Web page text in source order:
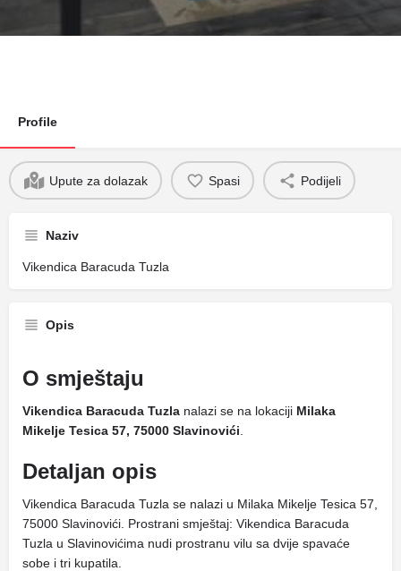
Profile
Upute za dolazak Spasi Podijeli
Naziv
Vikendica Baracuda Tuzla
Opis
O smještaju
Vikendica Baracuda Tuzla nalazi se na lokaciji Milaka
Mikelje Tesica 57, 75000 Slavinovići
Detaljan opis
Vikendica Baracuda Tuzla se nalazi u Milaka Mikelje Tesica 57,
75000 Slavinovići. Prostrani smještaj: Vikendica Baracuda
Tuzla u Slavinovićima nudi prostranu vilu sa dvije spavaće
sobe i tri kupatila.